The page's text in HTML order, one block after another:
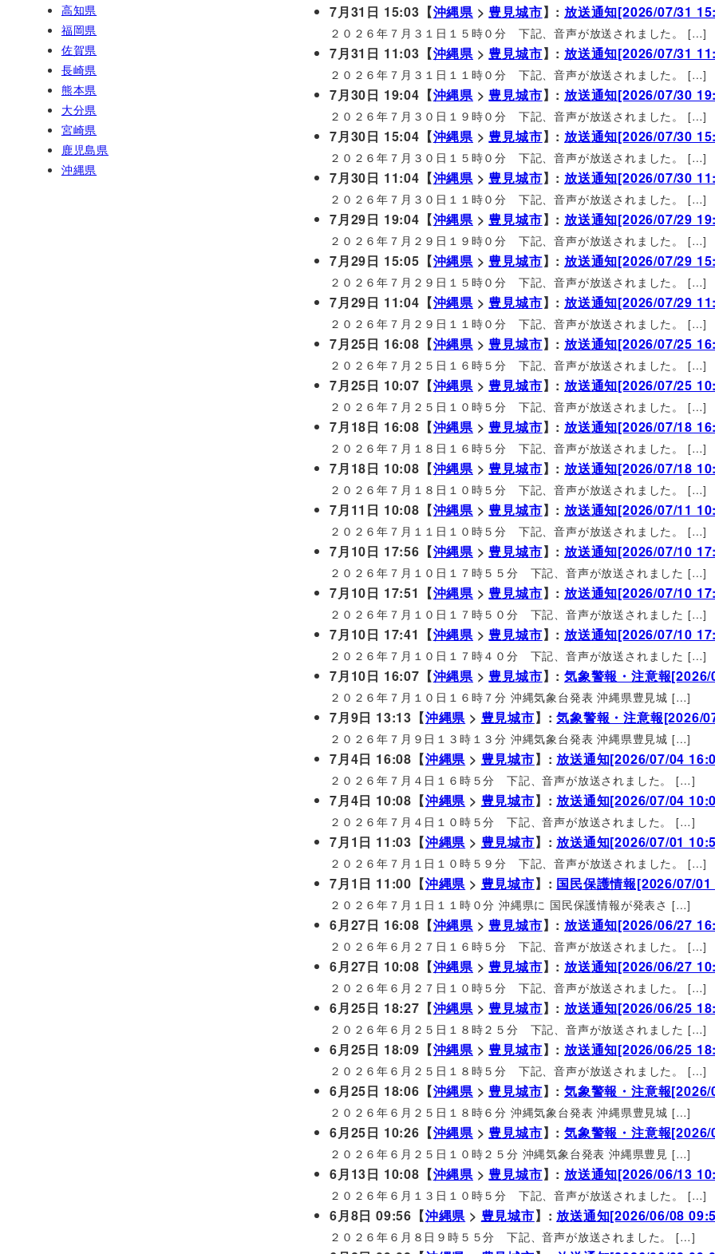
7月31日 15:03【沖縄県 >豊見城市】: 放送通知[2026/07/31
２０２６年７月３１日１５時０分 下記、音声が放送されました。 […]
7月31日 11:03【沖縄県 >豊見城市】: 放送通知[2026/07/31
２０２６年７月３１日１１時０分 下記、音声が放送されました。 […]
7月30日 19:04【沖縄県 >豊見城市】: 放送通知[2026/07/30
２０２６年７月３０日１９時０分 下記、音声が放送されました。 […]
7月30日 15:04【沖縄県 >豊見城市】: 放送通知[2026/07/30
２０２６年７月３０日１５時０分 下記、音声が放送されました。 […]
7月30日 11:04【沖縄県 >豊見城市】: 放送通知[2026/07/30
２０２６年７月３０日１１時０分 下記、音声が放送されました。 […]
7月29日 19:04【沖縄県 >豊見城市】: 放送通知[2026/07/29
２０２６年７月２９日１９時０分 下記、音声が放送されました。 […]
7月29日 15:05【沖縄県 >豊見城市】: 放送通知[2026/07/29
２０２６年７月２９日１５時０分 下記、音声が放送されました。 […]
7月29日 11:04【沖縄県 >豊見城市】: 放送通知[2026/07/29
２０２６年７月２９日１１時０分 下記、音声が放送されました。 […]
7月25日 16:08【沖縄県 >豊見城市】: 放送通知[2026/07/25
２０２６年７月２５日１６時５分 下記、音声が放送されました。 […]
7月25日 10:07【沖縄県 >豊見城市】: 放送通知[2026/07/25
２０２６年７月２５日１０時５分 下記、音声が放送されました。 […]
7月18日 16:08【沖縄県 >豊見城市】: 放送通知[2026/07/18
２０２６年７月１８日１６時５分 下記、音声が放送されました。 […]
7月18日 10:08【沖縄県 >豊見城市】: 放送通知[2026/07/18
２０２６年７月１８日１０時５分 下記、音声が放送されました。 […]
7月11日 10:08【沖縄県 >豊見城市】: 放送通知[2026/07/11
２０２６年７月１１日１０時５分 下記、音声が放送されました。 […]
7月10日 17:56【沖縄県 >豊見城市】: 放送通知[2026/07/10
２０２６年７月１０日１７時５５分 下記、音声が放送されました […]
7月10日 17:51【沖縄県 >豊見城市】: 放送通知[2026/07/10
２０２６年７月１０日１７時５０分 下記、音声が放送されました […]
7月10日 17:41【沖縄県 >豊見城市】: 放送通知[2026/07/10
２０２６年７月１０日１７時４０分 下記、音声が放送されました […]
7月10日 16:07【沖縄県 >豊見城市】:気象警報・注意報
２０２６年７月１０日１６時７分 沖縄気象台発表 沖縄県豊見城 […]
7月9日 13:13【沖縄県 > 豊見城市】:気象警報・注意報[2026/
２０２６年７月９日１３時１３分 沖縄気象台発表 沖縄県豊見城 […]
7月4日 16:08【沖縄県 > 豊見城市】: 放送通知[2026/07/04
２０２６年７月４日１６時５分 下記、音声が放送されました。 […]
7月4日 10:08【沖縄県 > 豊見城市】: 放送通知[2026/07/04
２０２６年７月４日１０時５分 下記、音声が放送されました。 […]
7月1日 11:03【沖縄県 > 豊見城市】: 放送通知[2026/07/01
２０２６年７月１日１０時５９分 下記、音声が放送されました。 […]
7月1日 11:00【沖縄県 > 豊見城市】: 国民保護情報[2026/07/
２０２６年７月１日１１時０分 沖縄県に 国民保護情報が発表さ […]
6月27日 16:08【沖縄県 >豊見城市】: 放送通知[2026/06/27
２０２６年６月２７日１６時５分 下記、音声が放送されました。 […]
6月27日 10:08【沖縄県 >豊見城市】: 放送通知[2026/06/27
２０２６年６月２７日１０時５分 下記、音声が放送されました。 […]
6月25日 18:27【沖縄県 >豊見城市】: 放送通知[2026/06/25
２０２６年６月２５日１８時２５分 下記、音声が放送されました […]
6月25日 18:09【沖縄県 >豊見城市】: 放送通知[2026/06/25
２０２６年６月２５日１８時５分 下記、音声が放送されました。 […]
6月25日 18:06【沖縄県 >豊見城市】:気象警報・注意報
２０２６年６月２５日１８時６分 沖縄気象台発表 沖縄県豊見城 […]
6月25日 10:26【沖縄県 >豊見城市】:気象警報・注意報
２０２６年６月２５日１０時２５分 沖縄気象台発表 沖縄県豊見 […]
6月13日 10:08【沖縄県 >豊見城市】: 放送通知[2026/06/13
２０２６年６月１３日１０時５分 下記、音声が放送されました。 […]
6月8日 09:56【沖縄県 > 豊見城市】: 放送通知[2026/06/08
２０２６年６月８日９時５５分 下記、音声が放送されました。 […]
高知県
福岡県
佐賀県
長崎県
熊本県
大分県
宮崎県
鹿児島県
沖縄県